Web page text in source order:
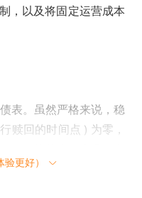
，以及将固定运营成本
表。虽然严格来说，稳
赎回的时间点 ) 为零，
更好）